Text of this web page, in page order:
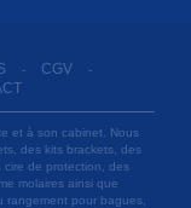
- CGV -
et à son cabinet. Nous
des kits brackets, des
cire de protection, des
molaires ainsi que
rangement pour bagues,